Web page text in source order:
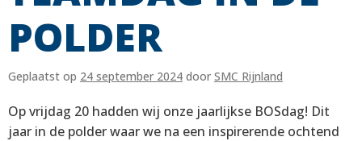
POLDER
Geplaatst op 24 september 2024 door SMC Rijnland
Op vrijdag 20 hadden wij onze jaarlijkse BOSdag! Dit
jaar in de polder waar we na een inspirerende ochtend